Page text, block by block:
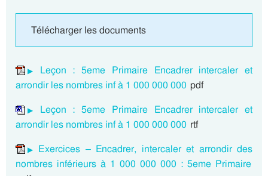
Télécharger les documents
Leçon : 5eme Primaire Encadrer intercaler et
arrondir les nombres inf à 1 000 000 000 pdf
Leçon : 5eme Primaire Encadrer intercaler et
arrondir les nombres inf à 1 000 000 000 rtf
Exercices – Encadrer, intercaler et arrondir des
nombres inférieurs à 1 000 000 000 : 5eme Primaire